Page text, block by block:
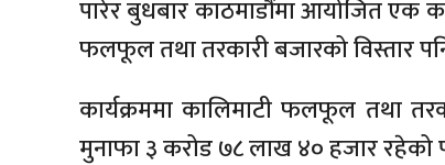
पारेर बुधबार काठमाडौंमा आयोजित एक
फलफूल तथा तरकारी बजारको विस्तार
कार्यक्रममा कालिमाटी फलफूल तथा
मुनाफा ३ करोड ७८ लाख ४० हजार रहेको